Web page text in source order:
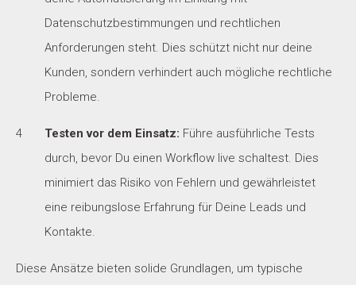
Datenschutzbestimmungen und rechtlichen
Anforderungen steht. Dies schützt nicht nur deine
Kunden, sondern verhindert auch mögliche rechtliche
Probleme.
Testen vor dem Einsatz: Führe ausführliche Tests
durch, bevor Du einen Workflow live schaltest. Dies
minimiert das Risiko von Fehlern und gewährleistet
eine reibungslose Erfahrung für Deine Leads und
Kontakte.
Diese Ansätze bieten solide Grundlagen, um typische